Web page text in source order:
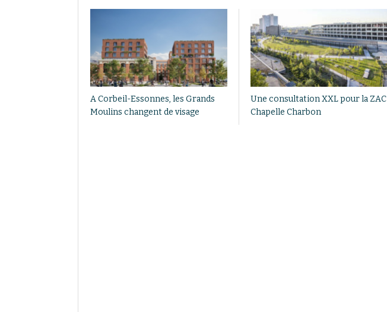
A Corbeil-Essonnes, les Grands
Moulins changent de visage
Une consultation XXL pour la ZAC
Chapelle Charbon